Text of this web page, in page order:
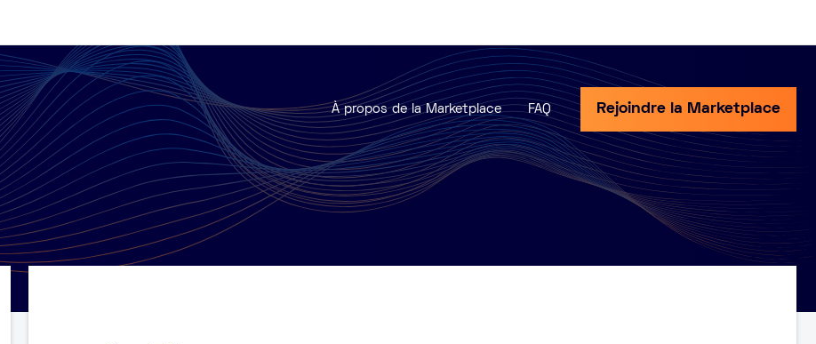
À propos de la Marketplace FAQ Rejoindre la Marketplace